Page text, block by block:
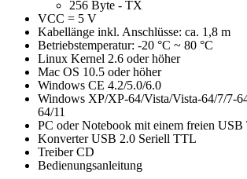
256 Byte - TX
VCC = 5 V
Kabellänge inkl. Anschlüsse: ca. 1,8 m
Betriebstemperatur: -20 °C ~ 80 °C
Linux Kernel 2.6 oder höher
Mac OS 10.5 oder höher
Windows CE 4.2/5.0/6.0
Windows XP/XP-64/Vista/Vista-64/7/7-
64/11
PC oder Notebook mit einem freien
Konverter USB 2.0 Seriell TTL
Treiber CD
Bedienungsanleitung